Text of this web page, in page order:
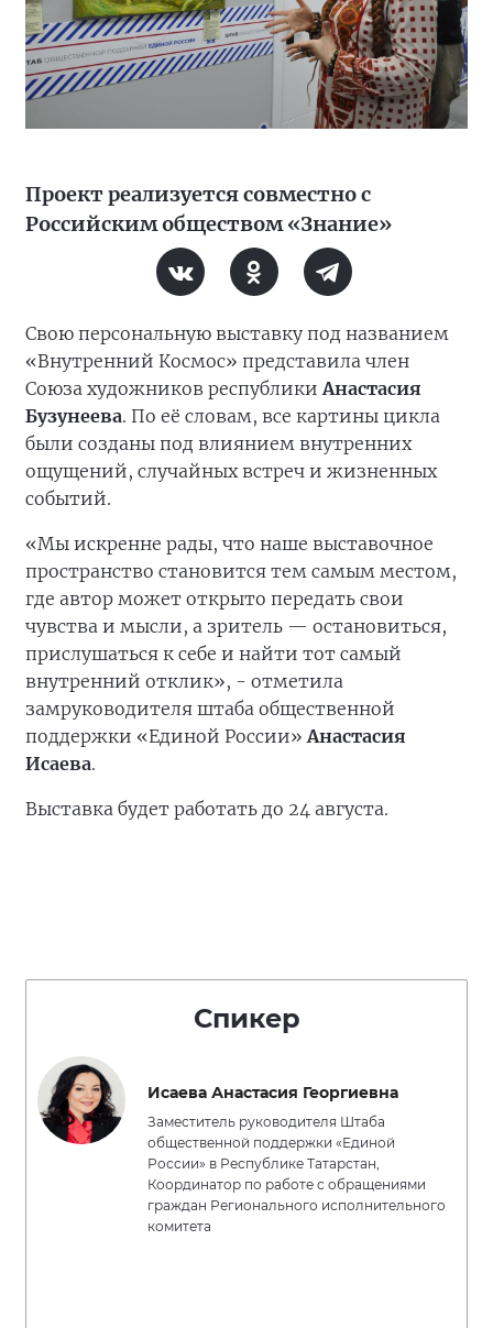
Проект реализуется совместно с
Российским обществом «Знание»
Свою персональную выставку под названием
«Внутренний Космос» представила член
Союза художников республики Анастасия
Бузунеева. По её словам, все картины цикла
были созданы под влиянием внутренних
ощущений, случайных встреч и жизненных
событий.
«Мы искренне рады, что наше выставочное
пространство становится тем самым местом,
где автор может открыто передать свои
чувства и мысли, а зритель — остановиться,
прислушаться к себе и найти тот самый
внутренний отклик», - отметила
замруководителя штаба общественной
поддержки «Единой России»Анастасия
Исаева.
Выставка будет работать до 24 августа.
Спикер
Исаева Анастасия Георгиевна
Заместитель руководителя Штаба
общественной поддержки «Единой
России» в Республике Татарстан,
Координатор по работе с обращениями
граждан Регионального исполнительного
комитета